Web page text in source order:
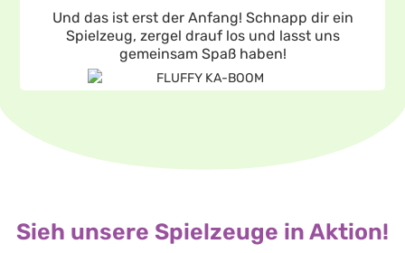
Und das ist erst der Anfang! Schnapp dir ein
Spielzeug, zergel drauf los und lasst uns
gemeinsam Spaß haben!
Sieh unsere Spielzeuge in Aktion!